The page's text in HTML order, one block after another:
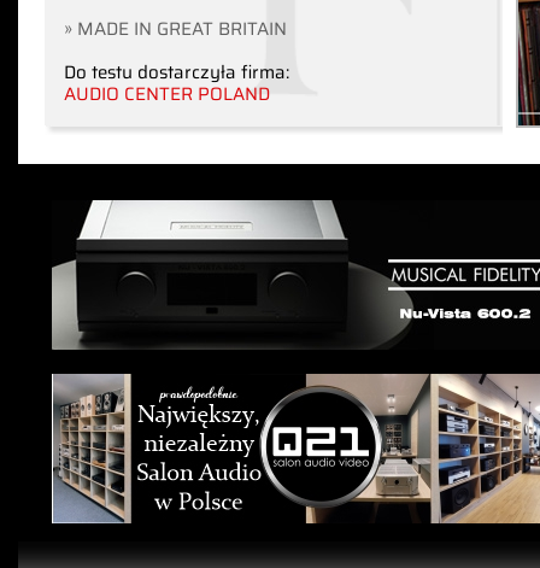
» MADE IN GREAT BRITAIN
Do testu dostarczyła firma:
AUDIO CENTER POLAND